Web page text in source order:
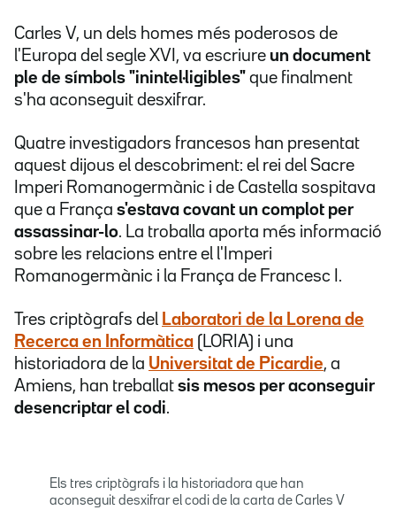
Carles V, un dels homes més poderosos de
l'Europa del segle XVI, va escriure un document
ple de símbols "inintel·ligibles" que finalment
s'ha aconseguit desxifrar.
Quatre investigadors francesos han presentat
aquest dijous el descobriment: el rei del Sacre
Imperi Romanogermànic i de Castella sospitava
que a França s'estava covant un complot per
assassinar-lo. La troballa aporta més informació
sobre les relacions entre el l'Imperi
Romanogermànic i la França de Francesc I.
Tres criptògrafs del Laboratori de la Lorena de
Recerca en Informàtica (LORIA) i una
historiadora de la Universitat de Picardie, a
Amiens, han treballat sis mesos per aconseguir
desencriptar el codi.
Els tres criptògrafs i la historiadora que han
aconseguit desxifrar el codi de la carta de Carles V